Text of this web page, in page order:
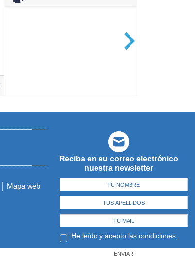
Reciba en su correo electrónico
nuestra newsletter
He leído y acepto las condiciones
ENVIAR
Mapa web